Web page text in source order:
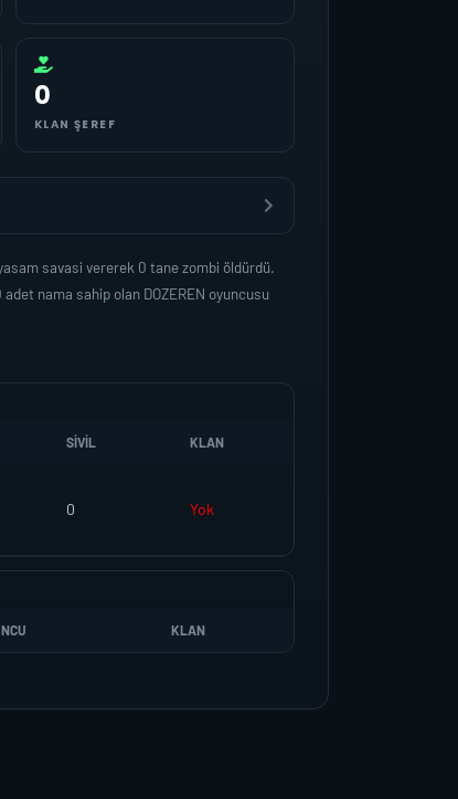
0
KLAN ŞEREF
savasi vererek 0 tane zombi öldürdü.
nama sahip olan DOZEREN oyuncusu
SIVIL KLAN
0 Yok
KLAN